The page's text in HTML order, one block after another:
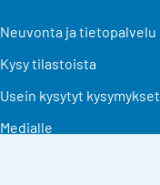
Neuvonta ja tietopalvelu
Kysy tilastoista
Usein kysytyt kysymykset
Medialle